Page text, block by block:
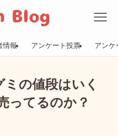
情報 アンケート投票 アンケ
の値段はいく
ってるのか？